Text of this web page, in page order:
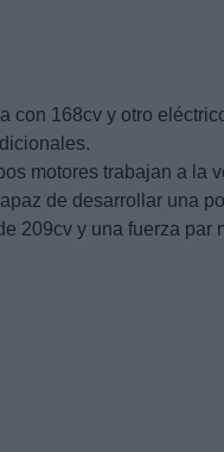
con 168cv y otro
motores trabajan a la
de desarrollar una
209cv y una fuerza par